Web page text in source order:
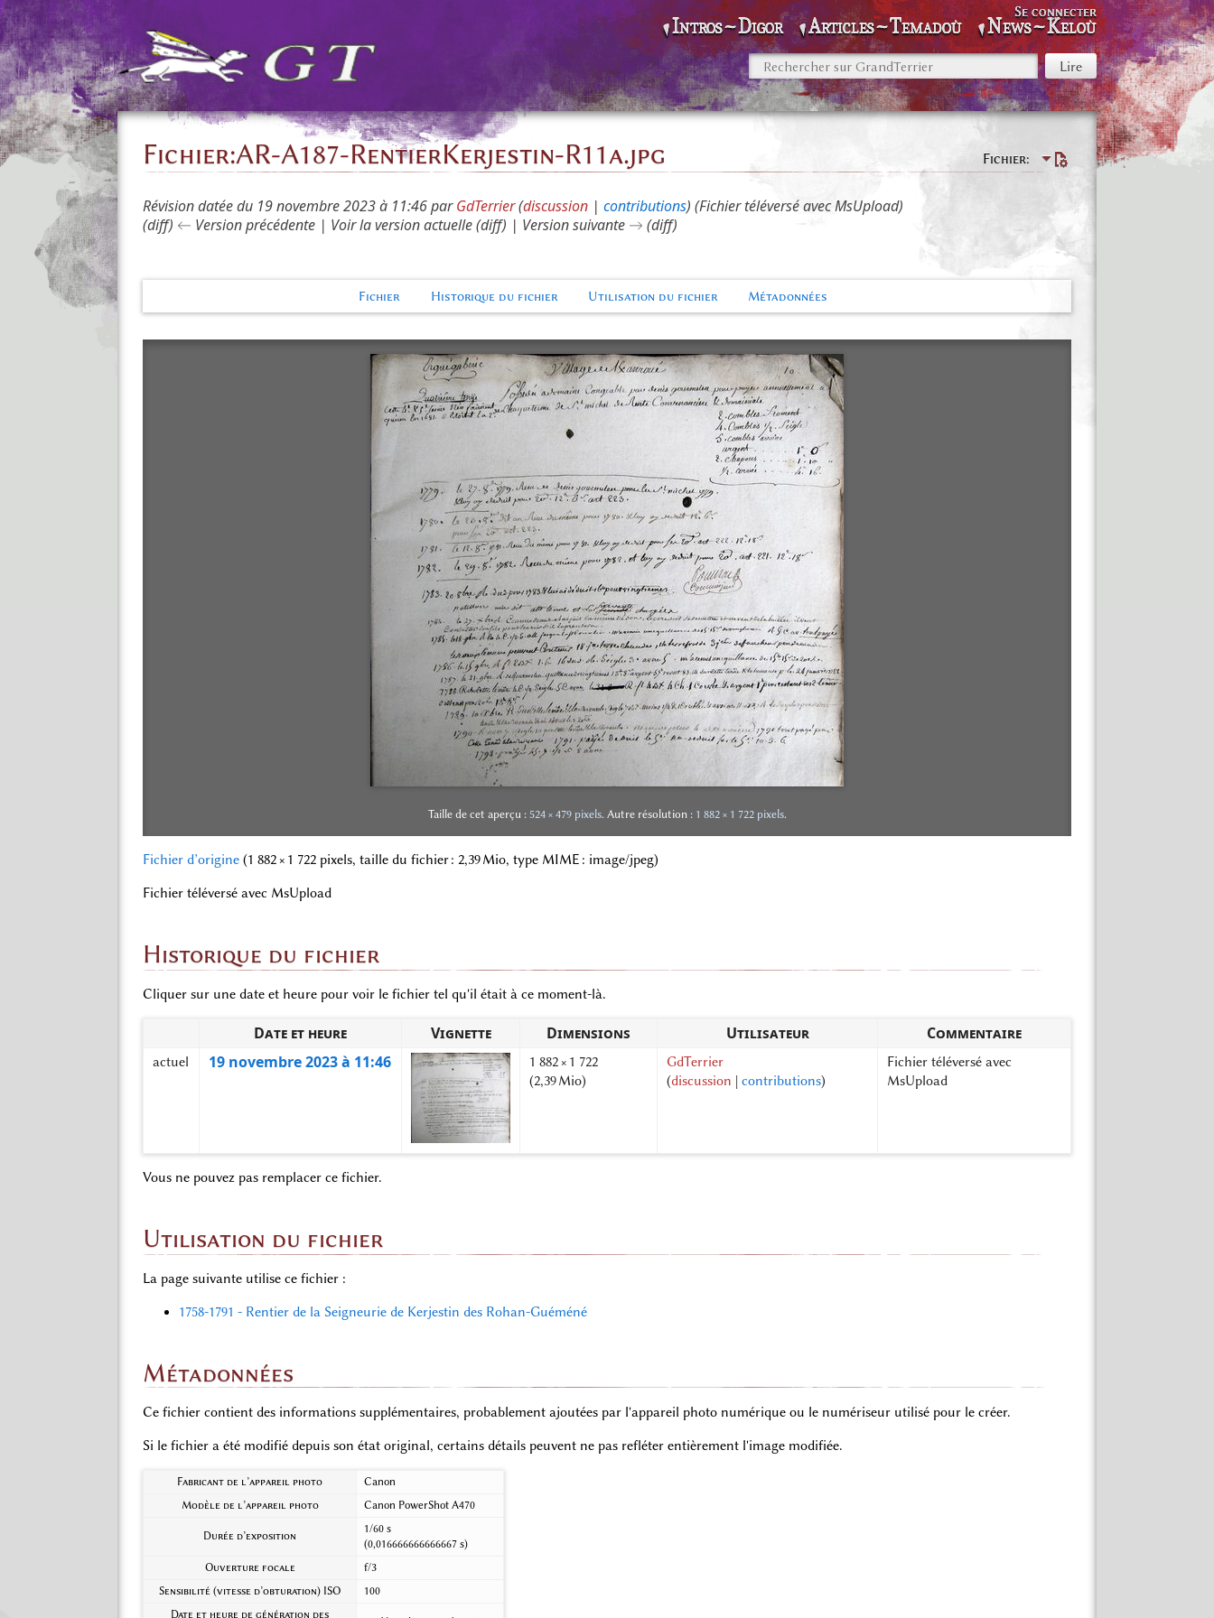
Intros~Digor Articles~Temadoù News~Keloù
Se connecter
Fichier
Fichier:AR-A187-RentierKerjestin-R11a.jpg
Révision datée du 19 novembre 2023 à 11:46 parGdTerrier(discussion | contributions) (Fichier téléversé avec MsUpload)
(diff) ← Version précédente | Voir la version actuelle (diff) | Version suivante → (diff)
Fichier Historique du fichier Utilisation du fichier Métadonnées
Taille de cet aperçu : 524 × 479 pixels. Autre résolution : 1 882 × 1 722 pixels.
Fichier d’origine (1 882 × 1 722 pixels, taille du fichier : 2,39 Mio, type MIME : image/jpeg)
Fichier téléversé avec MsUpload
Historique du fichier
Cliquer sur une date et heure pour voir le fichier tel qu'il était à ce moment-là.
Date et heure Vignette Dimensions Utilisateur Commentaire
actuel 19 novembre 2023 à 11:46
1 882 × 1 722
(2,39 Mio)
GdTerrier
(discussion |contributions)
Fichier téléversé avec
MsUpload
Vous ne pouvez pas remplacer ce fichier.
Utilisation du fichier
La page suivante utilise ce fichier :
1758-1791 - Rentier de la Seigneurie de Kerjestin des Rohan-Guéméné
Métadonnées
Ce fichier contient des informations supplémentaires, probablement ajoutées par l'appareil photo numérique ou le numériseur utilisé pour le créer.
Si le fichier a été modifié depuis son état original, certains détails peuvent ne pas refléter entièrement l'image modifiée.
Fabricant de l’appareil photo
Canon
Modèle de l’appareil photo
Canon PowerShot A470
Durée d’exposition
1/60 s
(0,016666666666667 s)
Ouverture focale
f/3
Sensibilité (vitesse d’obturation) ISO
100
Date et heure de génération des